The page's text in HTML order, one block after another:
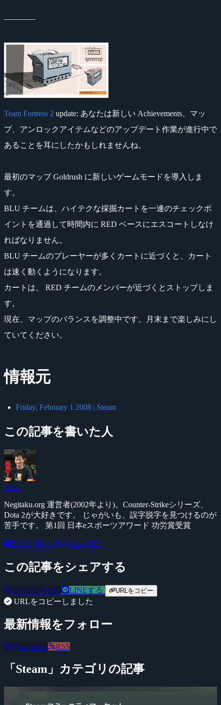
――――
Team Fortress 2 update: あなたは新しい Achievements、マッ
プ、アンロックアイテムなどのアップデート作業が進行中で
あることを耳にしたかもしれませんね。
最初のマップ Goldrush に新しいゲームモードを導入しま
す。
BLU チームは、ハイテクな採掘カートを一連のチェックポ
イントを通過して時間内に RED ベースにエスコートしなけ
ればなりません。
BLU チームのプレーヤーが多くカートに近づくと、カート
は速く動くようになります。
カートは、 RED チームのメンバーが近づくとストップしま
す。
現在、マップのバランスを調整中です。月末まで楽しみにし
ていてください。
情報元
Friday, February 1 2008 | Steam
この記事を書いた人
Yossy
Negitaku.org 運営者(2002年より)。Counter-Strikeシリーズ、
Dota 2が大好きです。 じゃがいも、誤字脱字を見つけるのが
苦手です。 第1回 日本eスポーツアワード 功労賞受賞
記事一覧へ @YossyFPS
この記事をシェアする
ツイートする LINEする URLをコピー
URLをコピーしました
最新情報をフォロー
@negitaku RSS
「Steam」カテゴリの記事